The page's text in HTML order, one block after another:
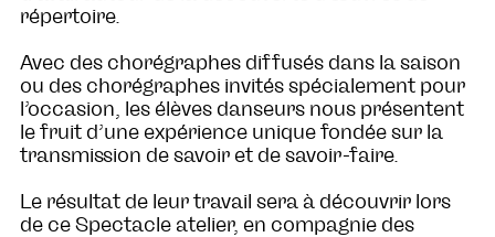
répertoire.
Avec des chorégraphes diffusés dans la saison
ou des chorégraphes invités spécialement pour
l’occasion, les élèves danseurs nous présentent
le fruit d’une expérience unique fondée sur la
transmission de savoir et de savoir-faire.
Le résultat de leur travail sera à découvrir lors
de ce Spectacle atelier, en compagnie des